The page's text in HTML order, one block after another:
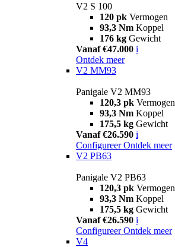
V2 S 100
120 pk Vermogen
93,3 Nm Koppel
176 kg Gewicht
Vanaf €47.000 i
Ontdek meer
V2 MM93
Panigale V2 MM93
120,3 pk Vermogen
93,3 Nm Koppel
175,5 kg Gewicht
Vanaf €26.590 i
Configureer Ontdek meer
V2 PB63
Panigale V2 PB63
120,3 pk Vermogen
93,3 Nm Koppel
175,5 kg Gewicht
Vanaf €26.590 i
Configureer Ontdek meer
V4